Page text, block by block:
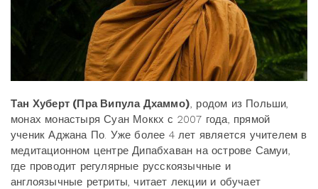
Тан Хуберт (Пра Випула Дхаммо), родом из Польши,
монах монастыря Суан Моккх с 2007 года, прямой
ученик Аджана По. Уже более 4 лет является учителем в
медитационном центре Дипабхаван на острове Самуи,
где проводит регулярные русскоязычные и
англоязычные ретриты, читает лекции и обучает